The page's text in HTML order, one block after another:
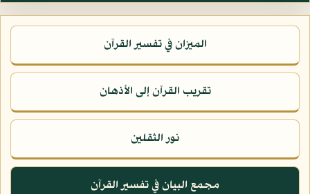
الميزان في تفسير القرآن
تقريب القرآن إلى الأذهان
نور الثقلين
مجمع البيان في تفسير القرآن